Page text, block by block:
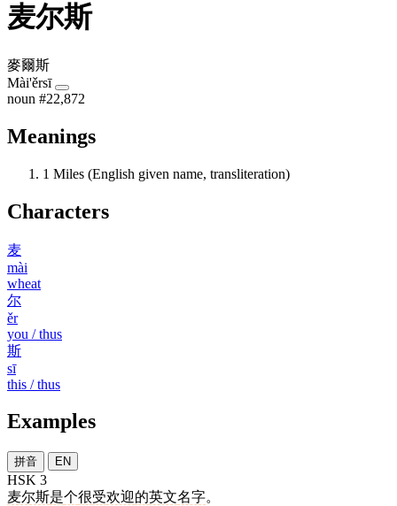
麦尔斯
麥爾斯
Mài'ěrsī
noun #22,872
Meanings
1 Miles (English given name, transliteration)
Characters
麦
mài
wheat
尔
ěr
you / thus
斯
sī
this / thus
Examples
拼音 EN
HSK 3
麦尔斯是个很受欢迎的英文名字。